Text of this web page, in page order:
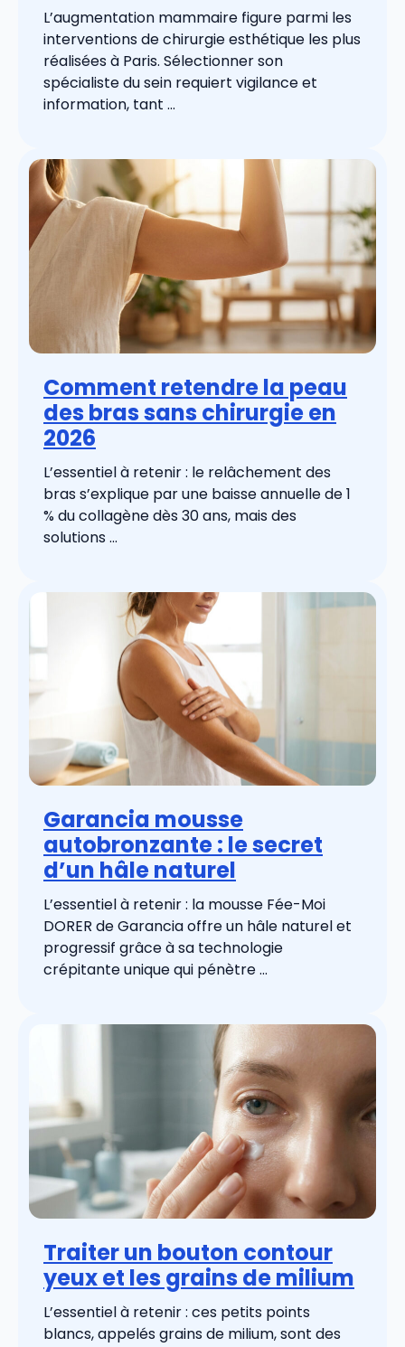
L’augmentation mammaire figure parmi les
interventions de chirurgie esthétique les plus
réalisées à Paris. Sélectionner son
spécialiste du sein requiert vigilance et
information, tant ...
Comment retendre la peau
des bras sans chirurgie en
2026
L’essentiel à retenir : le relâchement des
bras s’explique par une baisse annuelle de 1
% du collagène dès 30 ans, mais des
solutions ...
Garancia mousse
autobronzante : le secret
d’un hâle naturel
L’essentiel à retenir : la mousse Fée-Moi
DORER de Garancia offre un hâle naturel et
progressif grâce à sa technologie
crépitante unique qui pénètre ...
Traiter un bouton contour
yeux et les grains de milium
L’essentiel à retenir : ces petits points
blancs, appelés grains de milium, sont des